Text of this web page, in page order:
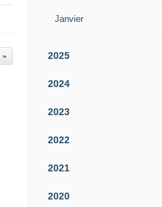
Janvier
2025
2024
2023
2022
2021
2020